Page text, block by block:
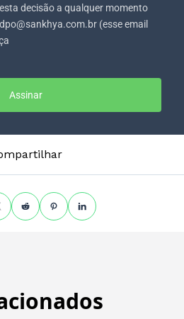
decisão a qualquer momento
(esse email
Assinar